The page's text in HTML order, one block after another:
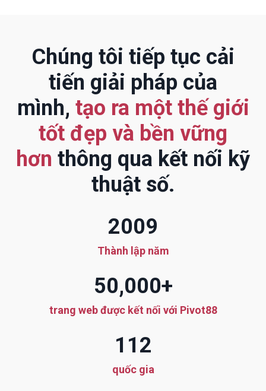
Chúng tôi tiếp tục cải
tiến giải pháp của
mình, tạo ra một thế giới
tốt đẹp và bền vững
hơn thông qua kết nối kỹ
thuật số.
2009
Thành lập năm
50,000+
trang web được kết nối với Pivot88
112
quốc gia